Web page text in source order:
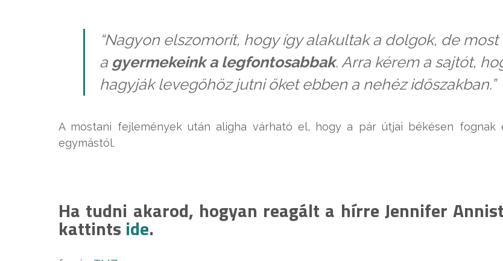
“Nagyon elszomorít, hogy így alakultak a dolgok, de most
a gyermekeink a legfontosabbak. Arra kérem a sajtót,
hagyják levegőhöz jutni őket ebben a nehéz időszakban.”
A mostani fejlemények után aligha várható el, hogy a pár útjai békésen fognak
egymástól.
Ha tudni akarod, hogyan reagált a hírre Jennifer
kattints ide.